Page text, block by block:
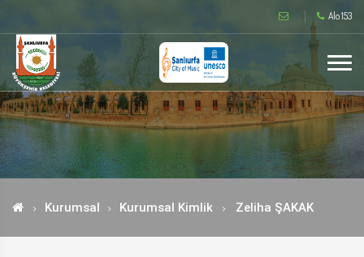
Alo 153
Kurumsal Kurumsal Kimlik Zeliha ŞAKAK